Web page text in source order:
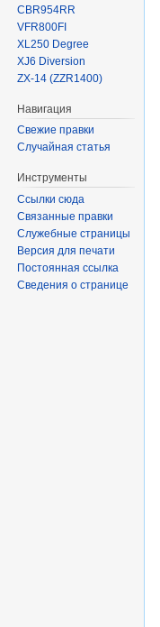
CBR954RR
VFR800FI
XL250 Degree
XJ6 Diversion
ZX-14 (ZZR1400)
Навигация
Свежие правки
Случайная статья
Инструменты
Ссылки сюда
Связанные правки
Служебные страницы
Версия для печати
Постоянная ссылка
Сведения о странице